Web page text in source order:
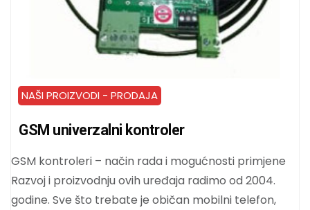
NAŠI PROIZVODI - PRODAJA
GSM univerzalni kontroler
GSM kontroleri – način rada i mogućnosti primjene
Razvoj i proizvodnju ovih uređaja radimo od 2004.
godine. Sve što trebate je običan mobilni telefon,